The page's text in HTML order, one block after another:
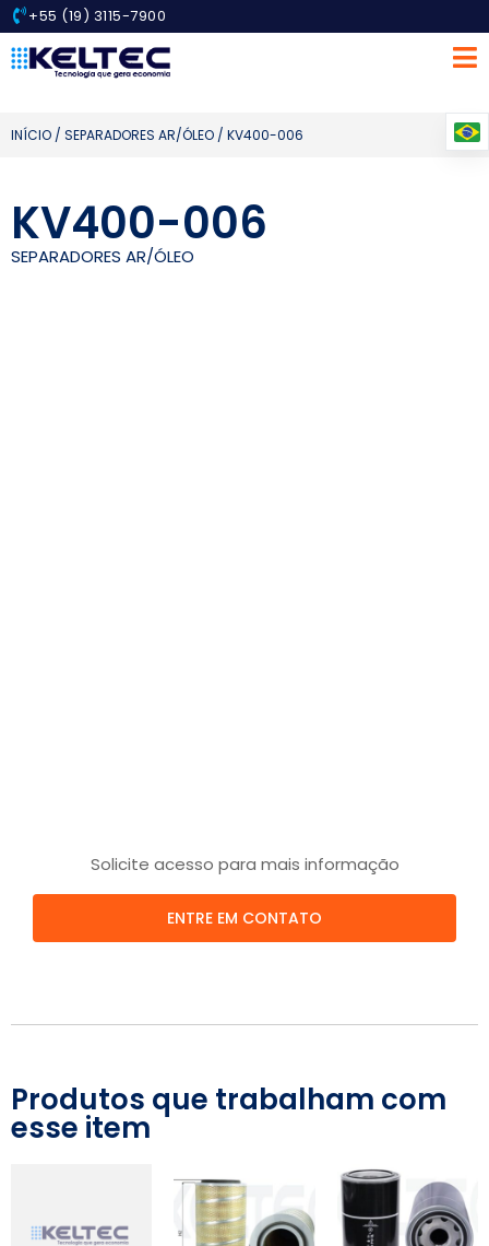
+55 (19) 3115-7900
INÍCIO / SEPARADORES AR/ÓLEO / KV400-006
KV400-006
SEPARADORES AR/ÓLEO
Solicite acesso para mais informação
ENTRE EM CONTATO
Produtos que trabalham com
esse item